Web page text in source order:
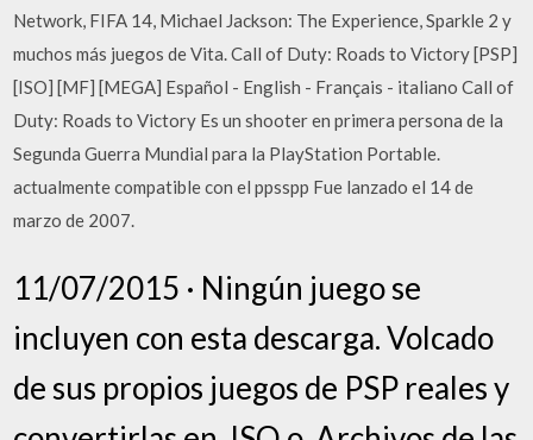
Network, FIFA 14, Michael Jackson: The Experience, Sparkle 2 y
muchos más juegos de Vita. Call of Duty: Roads to Victory [PSP]
[ISO] [MF] [MEGA] Español - English - Français - italiano Call of
Duty: Roads to Victory Es un shooter en primera persona de la
Segunda Guerra Mundial para la PlayStation Portable.
actualmente compatible con el ppsspp Fue lanzado el 14 de
marzo de 2007.
11/07/2015 · Ningún juego se
incluyen con esta descarga. Volcado
de sus propios juegos de PSP reales y